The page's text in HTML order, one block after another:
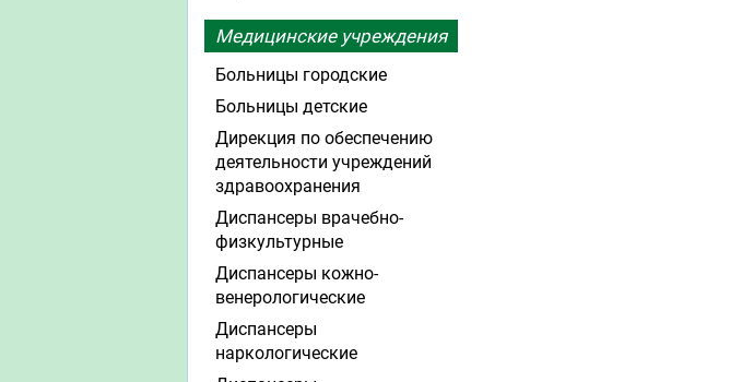
Медицинские учреждения
Больницы городские
Больницы детские
Дирекция по обеспечению
деятельности учреждений
здравоохранения
Диспансеры врачебно-
физкультурные
Диспансеры кожно-
венерологические
Диспансеры
наркологические